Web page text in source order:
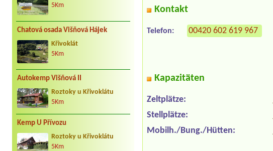
5Km
Chatová osada Višňová Hájek
Křivoklát
5Km
Autokemp Višňová II
Roztoky u Křivoklátu
5Km
Kemp U Přívozu
Roztoky u Křivoklátu
5Km
Kontakt
Telefon: 00420 602 619 967
Kapazitäten
Zeltplätze:
Stellplätze:
Mobilh./Bung./Hütten: